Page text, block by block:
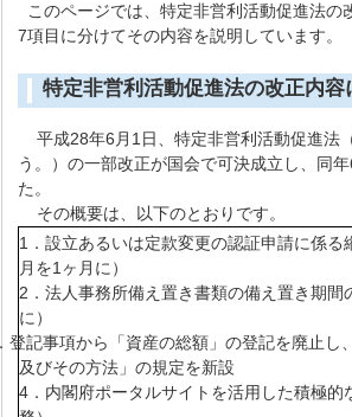
このページでは、特定非営利活動促進法の
7項目に分けてその内容を説明しています。
特定非営利活動促進法の改正内容
平成28年6月1日、特定非営利活動促進法
う。）の一部改正が国会で可決成立し、同
た。
その概要は、以下のとおりです。
1．設立あるいは定款変更の認証申請に係る
月を1ヶ月に）
2．法人事務所備え置き書類の備え置き期間
に）
登記事項から「資産の総額」の登記を廃止し
及びその方法」の規定を新設
4．内閣府ポータルサイトを活用した積極的